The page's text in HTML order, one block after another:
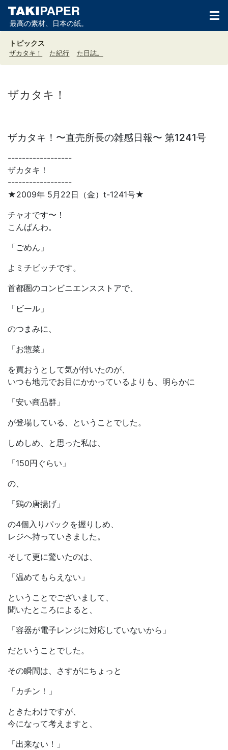
最高の素材、日本の紙。
トピックス
ザカタキ！ た紀行 た日誌。
ザカタキ！
ザカタキ！〜直売所長の雑感日報〜 第1241号
------------------
ザカタキ！
------------------
★2009年 5月22日（金）t-1241号★
チャオです〜！
こんばんわ。
「ごめん」
よミチビッチです。
首都圏のコンビニエンスストアで、
「ビール」
のつまみに、
「お惣菜」
を買おうとして気が付いたのが、
いつも地元でお目にかかっているよりも、明らかに
「安い商品群」
が登場している、ということでした。
しめしめ、と思った私は、
「150円ぐらい」
の、
「鶏の唐揚げ」
の4個入りパックを握りしめ、
レジへ持っていきました。
そして更に驚いたのは、
「温めてもらえない」
ということでございまして、
聞いたところによると、
「容器が電子レンジに対応していないから」
だということでした。
その瞬間は、さすがにちょっと
「カチン！」
ときたわけですが、
今になって考えますと、
「出来ない！」